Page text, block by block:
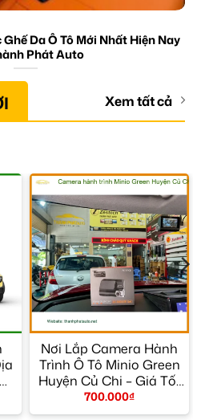
Da Ô Tô Mới Nhất Hiện Nay
Phát Auto
Xem tất cả
Nơi Lắp Camera Hành
Trình Ô Tô Minio Green
Huyện Củ Chi – Giá Tốt
TPHCM
700.000₫